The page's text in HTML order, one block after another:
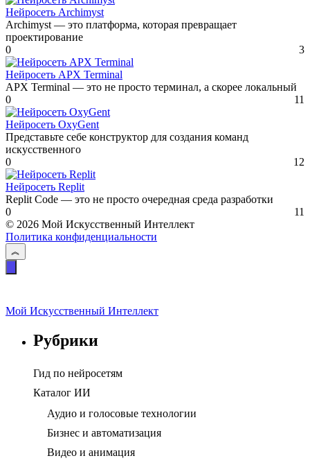
Нейросеть Archimyst
Archimyst — это платформа, которая превращает
проектирование
0
3
Нейросеть APX Terminal
APX Terminal — это не просто терминал, а скорее локальный
0
11
Нейросеть OxyGent
Представьте себе конструктор для создания команд
искусственного
0
12
Нейросеть Replit
Replit Code — это не просто очередная среда разработки
0
11
© 2026 Мой Искусственный Интеллект
Политика конфиденциальности
Мой Искусственный Интеллект
Рубрики
Гид по нейросетям
Каталог ИИ
Аудио и голосовые технологии
Бизнес и автоматизация
Видео и анимация